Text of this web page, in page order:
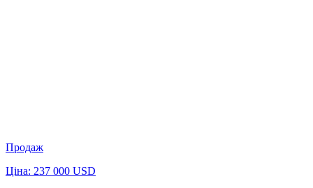
Продаж
Ціна: 237 000 USD